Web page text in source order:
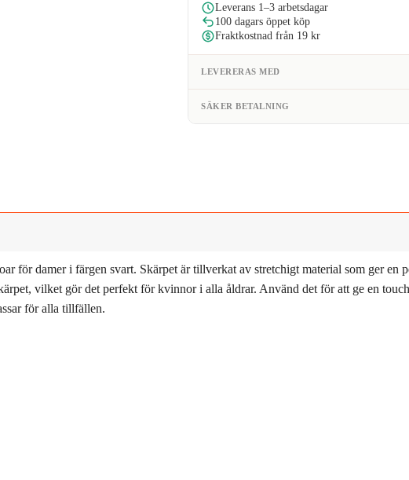
Leverans 1–3 arbetsdagar
100 dagars öppet köp
Fraktkostnad från 19 kr
LEVERERAS MED
SÄKER BETALNING
för damer i färgen svart. Skärpet är tillverkat av stretchigt material som ger en
vilket gör det perfekt för kvinnor i alla åldrar. Använd det för att ge en
för alla tillfällen.